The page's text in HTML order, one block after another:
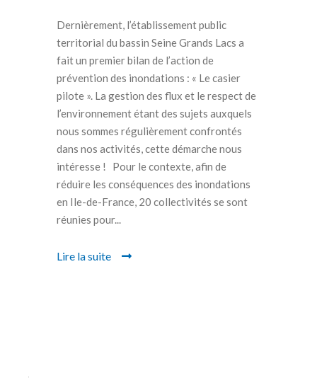
Dernièrement, l’établissement public
territorial du bassin Seine Grands Lacs a
fait un premier bilan de l’action de
prévention des inondations : « Le casier
pilote ». La gestion des flux et le respect de
l’environnement étant des sujets auxquels
nous sommes régulièrement confrontés
dans nos activités, cette démarche nous
intéresse ! Pour le contexte, afin de
réduire les conséquences des inondations
en Ile-de-France, 20 collectivités se sont
réunies pour...
Lire la suite